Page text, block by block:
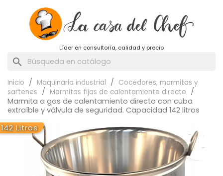
Líder en consultoría, calidad y precio
search
Inicio Maquinaria industrial
Cocedores, marmitas y
sartenes
Marmitas fijas de calentamiento directo
Marmita a gas de calentamiento directo con cuba
extraíble y válvula de seguridad. Capacidad 142 litros
142 Litros